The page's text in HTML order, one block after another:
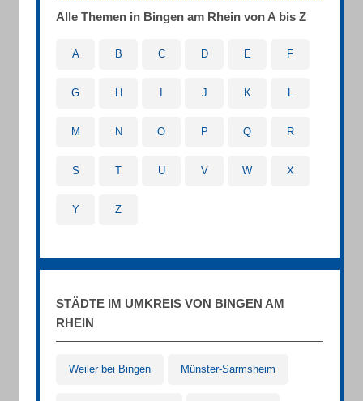
Alle Themen in Bingen am Rhein von A bis Z
A B C D E F
G H J K L
M N O P Q R
S T U V W X
Y Z
STÄDTE IM UMKREIS VON BINGEN AM
RHEIN
Weiler bei Bingen Münster-Sarmsheim